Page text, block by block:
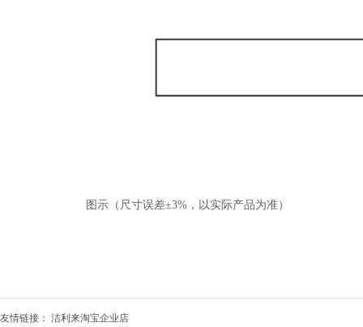
图示（尺寸误差±3%，以实际产品为准）
友情链接： 洁利来淘宝企业店